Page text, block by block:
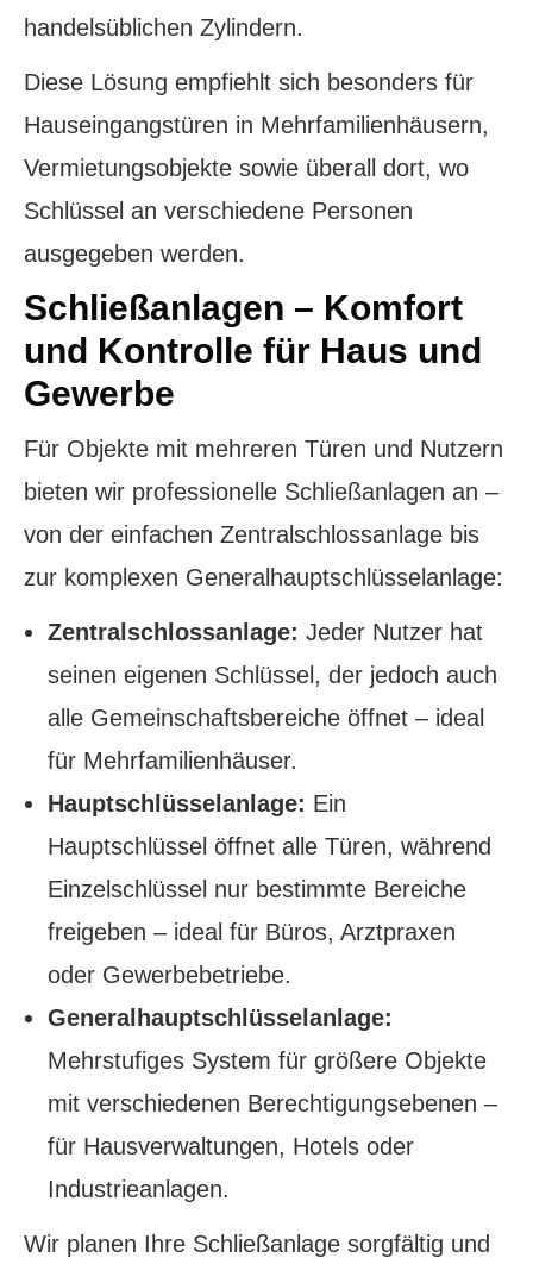
handelsüblichen Zylindern.
Diese Lösung empfiehlt sich besonders für
Hauseingangstüren in Mehrfamilienhäusern,
Vermietungsobjekte sowie überall dort, wo
Schlüssel an verschiedene Personen
ausgegeben werden.
Schließanlagen – Komfort
und Kontrolle für Haus und
Gewerbe
Für Objekte mit mehreren Türen und Nutzern
bieten wir professionelle Schließanlagen an –
von der einfachen Zentralschlossanlage bis
zur komplexen Generalhauptschlüsselanlage:
Zentralschlossanlage: Jeder Nutzer hat
seinen eigenen Schlüssel, der jedoch auch
alle Gemeinschaftsbereiche öffnet – ideal
für Mehrfamilienhäuser.
Hauptschlüsselanlage: Ein
Hauptschlüssel öffnet alle Türen, während
Einzelschlüssel nur bestimmte Bereiche
freigeben – ideal für Büros, Arztpraxen
oder Gewerbebetriebe.
Generalhauptschlüsselanlage:
Mehrstufiges System für größere Objekte
mit verschiedenen Berechtigungsebenen –
für Hausverwaltungen, Hotels oder
Industrieanlagen.
Wir planen Ihre Schließanlage sorgfältig und